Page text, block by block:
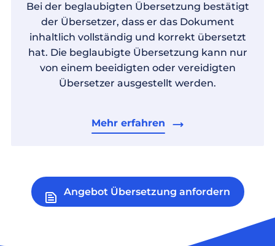
Bei der beglaubigten Übersetzung bestätigt
der Übersetzer, dass er das Dokument
inhaltlich vollständig und korrekt übersetzt
hat. Die beglaubigte Übersetzung kann nur
von einem beeidigten oder vereidigten
Übersetzer ausgestellt werden.
Mehr erfahren
Angebot Übersetzung anfordern